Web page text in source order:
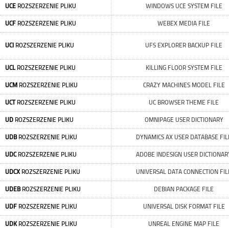
UCE ROZSZERZENIE PLIKU WINDOWS UCE SYSTEM FILE
UCF ROZSZERZENIE PLIKU WEBEX MEDIA FILE
UCI ROZSZERZENIE PLIKU UFS EXPLORER BACKUP FILE
UCLROZSZERZENIE PLIKU KILLING FLOOR SYSTEM FILE
UCM ROZSZERZENIE PLIKU CRAZY MACHINES MODEL FILE
UCTROZSZERZENIE PLIKU UC BROWSER THEME FILE
UD ROZSZERZENIE PLIKU OMNIPAGE USER DICTIONARY
UDBROZSZERZENIE PLIKU DYNAMICS AX USER DATABASE
UDCROZSZERZENIE PLIKU ADOBE INDESIGN USER
UDCXROZSZERZENIE PLIKU UNIVERSAL DATA CONNECTION
UDEBROZSZERZENIE PLIKU DEBIAN PACKAGE FILE
UDF ROZSZERZENIE PLIKU UNIVERSAL DISK FORMAT FILE
UDKROZSZERZENIE PLIKU UNREAL ENGINE MAP FILE